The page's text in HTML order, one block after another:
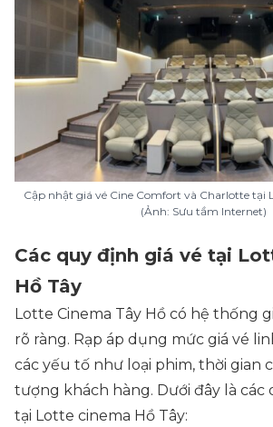
Cập nhật giá vé Cine Comfort và Charlotte tại
(Ảnh: Sưu tầm Internet)
Các quy định giá vé tại
Hồ Tây
Lotte Cinema Tây Hồ có hệ thống
rõ ràng. Rạp áp dụng mức giá vé
các yếu tố như loại phim, thời gian
tượng khách hàng. Dưới đây là các
tại Lotte cinema Hồ Tây: